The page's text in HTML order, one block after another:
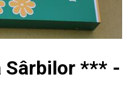
Sârbilor *** -